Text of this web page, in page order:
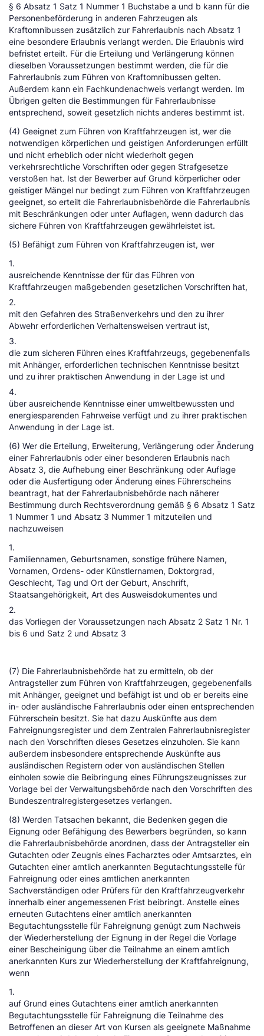
§ 6 Absatz 1 Satz 1 Nummer 1 Buchstabe a und b kann für die
Personenbeförderung in anderen Fahrzeugen als
Kraftomnibussen zusätzlich zur Fahrerlaubnis nach Absatz 1
eine besondere Erlaubnis verlangt werden. Die Erlaubnis wird
befristet erteilt. Für die Erteilung und Verlängerung können
dieselben Voraussetzungen bestimmt werden, die für die
Fahrerlaubnis zum Führen von Kraftomnibussen gelten.
Außerdem kann ein Fachkundenachweis verlangt werden. Im
Übrigen gelten die Bestimmungen für Fahrerlaubnisse
entsprechend, soweit gesetzlich nichts anderes bestimmt ist.
(4) Geeignet zum Führen von Kraftfahrzeugen ist, wer die
notwendigen körperlichen und geistigen Anforderungen erfüllt
und nicht erheblich oder nicht wiederholt gegen
verkehrsrechtliche Vorschriften oder gegen Strafgesetze
verstoßen hat. Ist der Bewerber auf Grund körperlicher oder
geistiger Mängel nur bedingt zum Führen von Kraftfahrzeugen
geeignet, so erteilt die Fahrerlaubnisbehörde die Fahrerlaubnis
mit Beschränkungen oder unter Auflagen, wenn dadurch das
sichere Führen von Kraftfahrzeugen gewährleistet ist.
(5) Befähigt zum Führen von Kraftfahrzeugen ist, wer
1.
ausreichende Kenntnisse der für das Führen von
Kraftfahrzeugen maßgebenden gesetzlichen Vorschriften hat,
2.
mit den Gefahren des Straßenverkehrs und den zu ihrer
Abwehr erforderlichen Verhaltensweisen vertraut ist,
3.
die zum sicheren Führen eines Kraftfahrzeugs, gegebenenfalls
mit Anhänger, erforderlichen technischen Kenntnisse besitzt
und zu ihrer praktischen Anwendung in der Lage ist und
4.
über ausreichende Kenntnisse einer umweltbewussten und
energiesparenden Fahrweise verfügt und zu ihrer praktischen
Anwendung in der Lage ist.
(6) Wer die Erteilung, Erweiterung, Verlängerung oder Änderung
einer Fahrerlaubnis oder einer besonderen Erlaubnis nach
Absatz 3, die Aufhebung einer Beschränkung oder Auflage
oder die Ausfertigung oder Änderung eines Führerscheins
beantragt, hat der Fahrerlaubnisbehörde nach näherer
Bestimmung durch Rechtsverordnung gemäß § 6 Absatz 1 Satz
1 Nummer 1 und Absatz 3 Nummer 1 mitzuteilen und
nachzuweisen
1.
Familiennamen, Geburtsnamen, sonstige frühere Namen,
Vornamen, Ordens- oder Künstlernamen, Doktorgrad,
Geschlecht, Tag und Ort der Geburt, Anschrift,
Staatsangehörigkeit, Art des Ausweisdokumentes und
2.
das Vorliegen der Voraussetzungen nach Absatz 2 Satz 1 Nr. 1
bis 6 und Satz 2 und Absatz 3
(7) Die Fahrerlaubnisbehörde hat zu ermitteln, ob der
Antragsteller zum Führen von Kraftfahrzeugen, gegebenenfalls
mit Anhänger, geeignet und befähigt ist und ob er bereits eine
in- oder ausländische Fahrerlaubnis oder einen entsprechenden
Führerschein besitzt. Sie hat dazu Auskünfte aus dem
Fahreignungsregister und dem Zentralen Fahrerlaubnisregister
nach den Vorschriften dieses Gesetzes einzuholen. Sie kann
außerdem insbesondere entsprechende Auskünfte aus
ausländischen Registern oder von ausländischen Stellen
einholen sowie die Beibringung eines Führungszeugnisses zur
Vorlage bei der Verwaltungsbehörde nach den Vorschriften des
Bundeszentralregistergesetzes verlangen.
(8) Werden Tatsachen bekannt, die Bedenken gegen die
Eignung oder Befähigung des Bewerbers begründen, so kann
die Fahrerlaubnisbehörde anordnen, dass der Antragsteller ein
Gutachten oder Zeugnis eines Facharztes oder Amtsarztes, ein
Gutachten einer amtlich anerkannten Begutachtungsstelle für
Fahreignung oder eines amtlichen anerkannten
Sachverständigen oder Prüfers für den Kraftfahrzeugverkehr
innerhalb einer angemessenen Frist beibringt. Anstelle eines
erneuten Gutachtens einer amtlich anerkannten
Begutachtungsstelle für Fahreignung genügt zum Nachweis
der Wiederherstellung der Eignung in der Regel die Vorlage
einer Bescheinigung über die Teilnahme an einem amtlich
anerkannten Kurs zur Wiederherstellung der Kraftfahreignung,
wenn
1.
auf Grund eines Gutachtens einer amtlich anerkannten
Begutachtungsstelle für Fahreignung die Teilnahme des
Betroffenen an dieser Art von Kursen als geeignete Maßnahme